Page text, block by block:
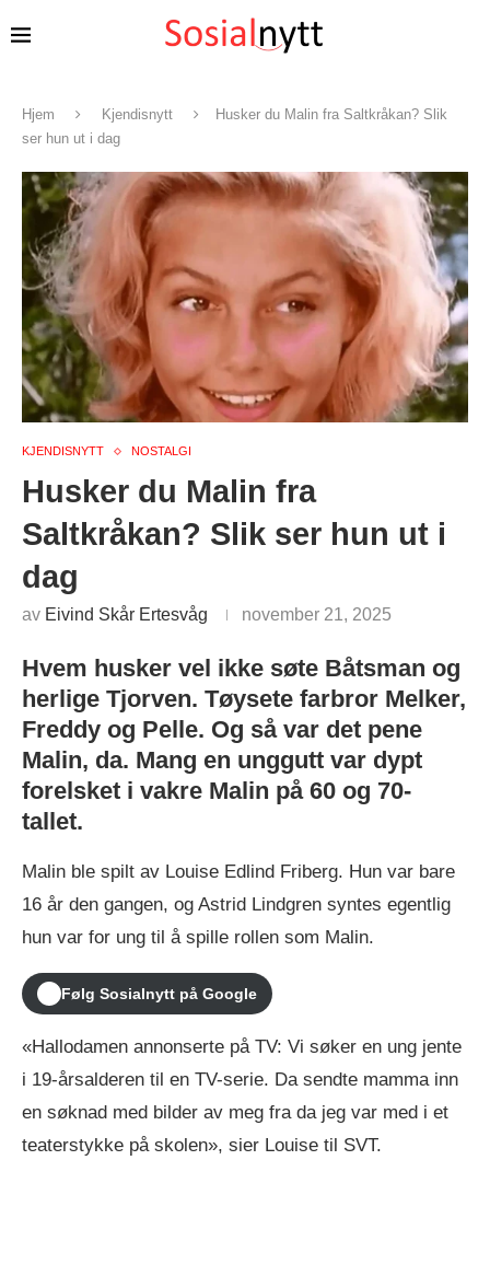
Hjem Kjendisnytt
Husker du Malin fra Saltkråkan? Slik
ser hun ut i dag
KJENDISNYTT NOSTALGI
Husker du Malin fra
Saltkråkan? Slik ser hun ut i
dag
av Eivind Skår Ertesvåg november 21, 2025
Hvem husker vel ikke søte Båtsman og
herlige Tjorven. Tøysete farbror Melker,
Freddy og Pelle. Og så var det pene
Malin, da. Mang en unggutt var dypt
forelsket i vakre Malin på 60 og 70-
tallet.
Malin ble spilt av Louise Edlind Friberg. Hun var bare
16 år den gangen, og Astrid Lindgren syntes egentlig
hun var for ung til å spille rollen som Malin.
Følg Sosialnytt på Google
«Hallodamen annonserte på TV: Vi søker en ung jente
i 19-årsalderen til en TV-serie. Da sendte mamma inn
en søknad med bilder av meg fra da jeg var med i et
teaterstykke på skolen», sier Louise til SVT.